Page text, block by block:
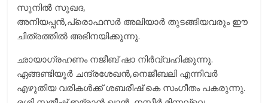
സുനിൽ സുഖദ,
അനിയപ്പൻ,പ്രൊഫസർ അലിയാർ തുടങ്ങിയവരും ഈ
ചിത്രത്തിൽ അഭിനയിക്കുന്നു.
ഛായാഗ്രഹണം നജീബ് ഷാ നിർവ്വഹിക്കുന്നു.
ഏങ്ങണ്ടിയൂർ ചന്ദ്രശേഖൻ,നെജീബലി എന്നിവർ
എഴുതിയ വരികൾക്ക് ശബരീഷ് കെ സംഗീതം പകരുന്നു.